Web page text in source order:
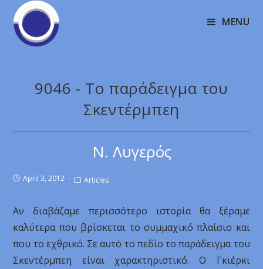
MENU
9046 - Το παράδειγμα του
Σκεντέρμπεη
Ν. Λυγερός
April 3, 2012 Articles
Αν διαβάζαμε περισσότερο ιστορία θα ξέραμε
καλύτερα που βρίσκεται το συμμαχικό πλαίσιο και
που το εχθρικό. Σε αυτό το πεδίο το παράδειγμα του
Σκεντέρμπεη είναι χαρακτηριστικό. Ο Γκιέρκι